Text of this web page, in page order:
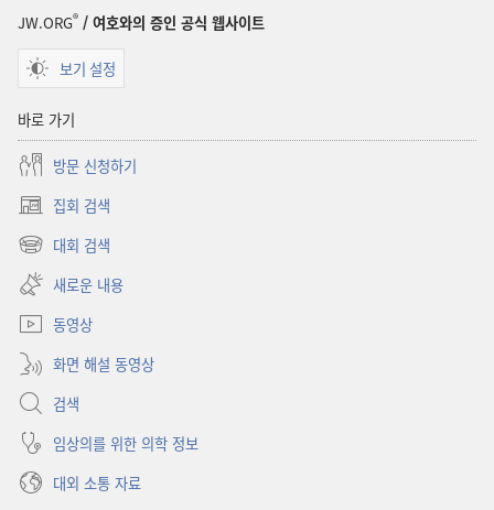
JW.ORG® / 여호와의 증인 공식 웹사이트
보기 설정
바로 가기
방문 신청하기
집회 검색
(새로운
창
대회 검색
(새로운
창
열기)
새로운 내용
동영상
화면 해설 동영상
검색
임상의를 위한 의학 정보
대외 소통 자료